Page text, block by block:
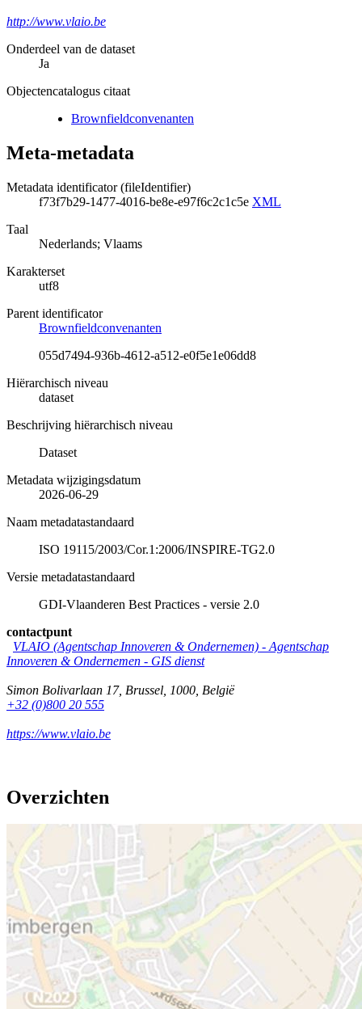
http://www.vlaio.be
Onderdeel van de dataset
Ja
Objectencatalogus citaat
Brownfieldconvenanten
Meta-metadata
Metadata identificator (fileIdentifier)
f73f7b29-1477-4016-be8e-e97f6c2c1c5e XML
Taal
Nederlands; Vlaams
Karakterset
utf8
Parent identificator
Brownfieldconvenanten
055d7494-936b-4612-a512-e0f5e1e06dd8
Hiërarchisch niveau
dataset
Beschrijving hiërarchisch niveau
Dataset
Metadata wijzigingsdatum
2026-06-29
Naam metadatastandaard
ISO 19115/2003/Cor.1:2006/INSPIRE-TG2.0
Versie metadatastandaard
GDI-Vlaanderen Best Practices - versie 2.0
contactpunt
VLAIO (Agentschap Innoveren & Ondernemen) - Agentschap
Innoveren & Ondernemen - GIS dienst
Simon Bolivarlaan 17, Brussel 1000 België
+32 (0)800 20 555
https://www.vlaio.be
Overzichten